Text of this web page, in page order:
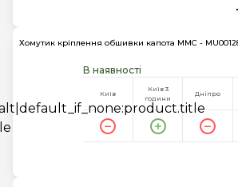
Хомутик кріплення обшивки капота MMC -
В наявності
Київ
Київ 3
години
Дніпро